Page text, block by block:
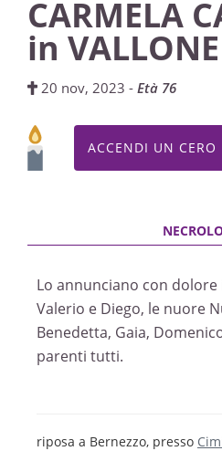
CARMELA
in VALLONE
20 nov, 2023 -Età 76
ACCENDI UN CERO
Lo annunciano con
Valerio e Diego, le nuore
Benedetta, Gaia,
parenti tutti.
riposa a Bernezzo, presso